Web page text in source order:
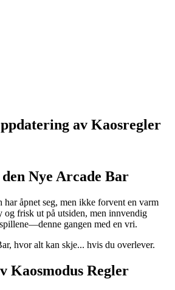
av Kaosregler
Nye Arcade Bar
har åpnet seg, men ikke forvent en varm
og frisk ut på utsiden, men innvendig
gangen med en vri.
hvor alt kan skje... hvis du overlever.
Kaosmodus Regler